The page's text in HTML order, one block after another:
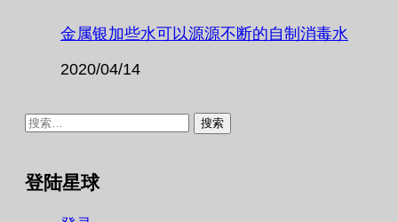
金属银加些水可以源源不断的自制消毒水
2020/04/14
搜
登陆星球